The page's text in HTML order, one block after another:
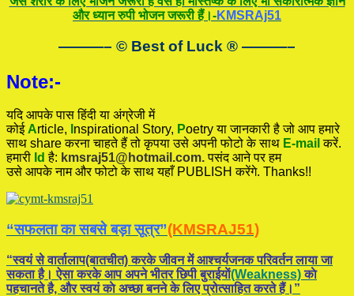
और ध्यान रुपी भोजन जरूरी हैं।-KMSRAj51
———– © Best of Luck ® ———–
Note:-
यदि आपके पास हिंदी या अंग्रेजी में
कोईArticle, nspirational Story, Poetryया जानकारी है जो आप हमारे
साथ share करना चाहते हैं तो कृपया उसे अपनी फोटो के साथ E-mail करें.
हमारी Id है: kmsraj51@hotmail.com. पसंद आने पर हम
उसे आपके नाम और फोटो के साथ यहाँ PUBLISH करेंगे. Thanks!!
“सफलता का सबसे बड़ा सूत्र”(KMSRAJ51)
“स्वयं से वार्तालाप(बातचीत) करके जीवन में आश्चर्यजनक परिवर्तन लाया जा
सकता है। ऐसा करके आप अपने भीतर छिपी बुराईयाें(Weakness)काे
पहचानते है, और स्वयं काे अच्छा बनने के लिए प्रोत्साहित करते हैं।”